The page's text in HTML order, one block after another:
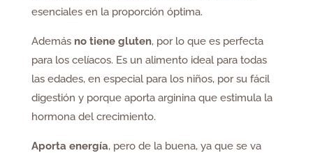
esenciales en la proporción óptima.
Ademásno tiene gluten, por lo que es perfecta
para los celíacos. Es un alimento ideal para todas
las edades, en especial para los niños, por su fácil
digestión y porque aporta arginina que estimula la
hormona del crecimiento.
Aporta energía, pero de la buena, ya que se va